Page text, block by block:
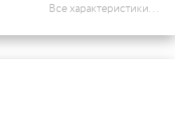
Все характеристики...